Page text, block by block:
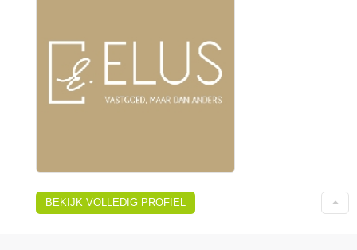
BEKIJK VOLLEDIG PROFIEL